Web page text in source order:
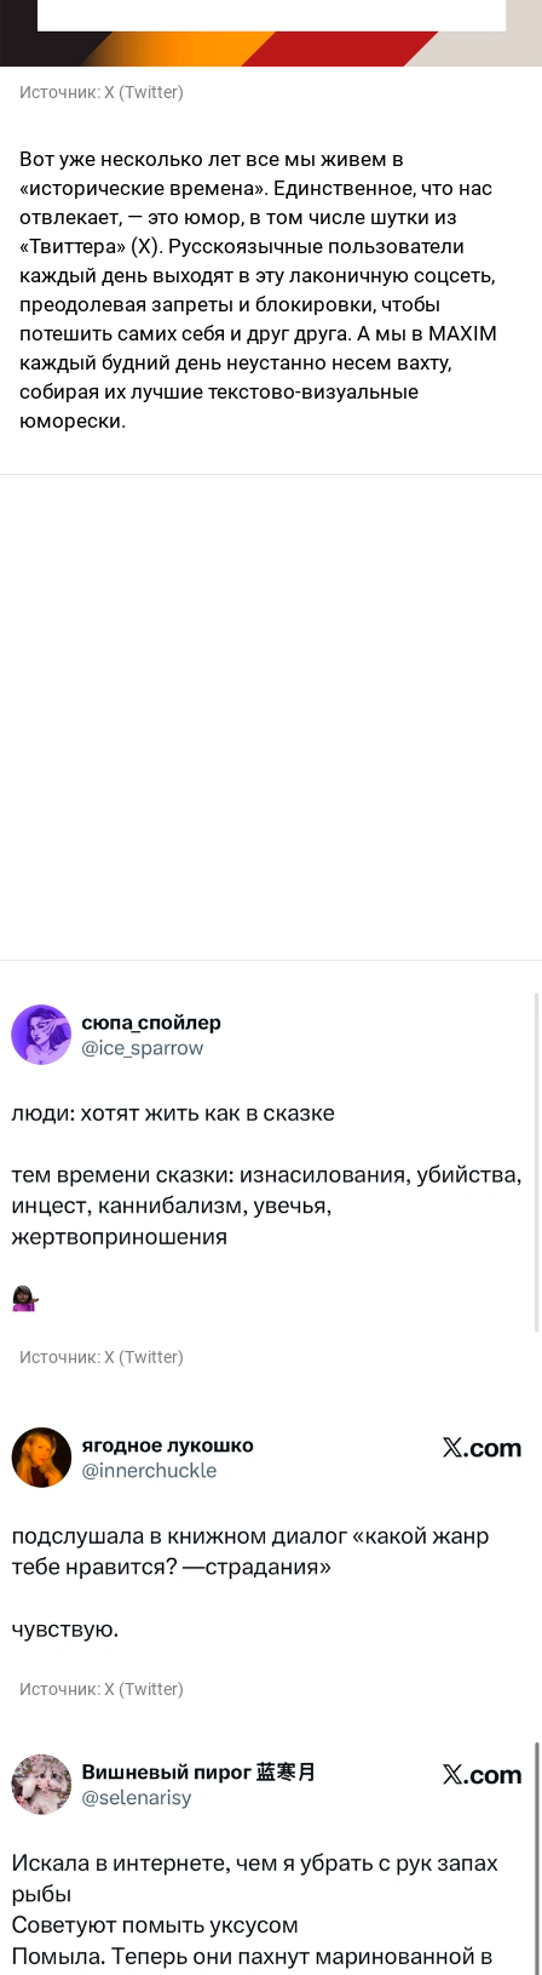
Источник:X (Twitter)
Вот уже несколько лет все мы живем в
«исторические времена». Единственное, что нас
отвлекает, — это юмор, в том числе шутки из
«Твиттера» (X). Русскоязычные пользователи
каждый день выходят в эту лаконичную соцсеть,
преодолевая запреты и блокировки, чтобы
потешить самих себя и друг друга. А мы в MAXIM
каждый будний день неустанно несем вахту,
собирая их лучшие текстово-визуальные
юморески.
Источник:X (Twitter)
Источник:X (Twitter)